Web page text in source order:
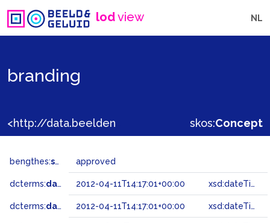
lodview NL
branding
skos:Concept
bengthes:status approved
dcterms:dateAccepted 2012-04-11T14:17:01+00:00 xsd:dateTime
dcterms:dateSubmitted 2012-04-11T14:17:01+00:00 xsd:dateTime